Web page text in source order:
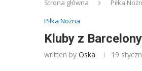
Strona główna Piłka
Piłka Nożna
Kluby z
written by Oska 19